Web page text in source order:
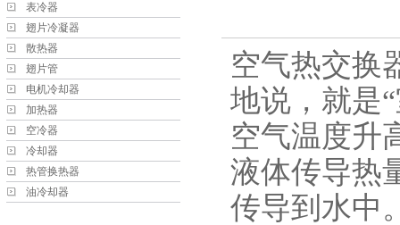
表冷器
翅片冷凝器
散热器
翅片管
电机冷却器
加热器
空冷器
冷却器
热管换热器
油冷却器
空气热交换
地说，就是
空气温度升
液体传导热
传导到水中